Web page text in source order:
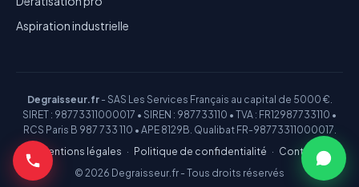
Aspiration industrielle
Degraisseur.fr- SAS Les Services Français au capital de 5000 €.
SIRET : 98773311000017 • SIREN : 987733110 • TVA : FR12987733110 •
RCS Paris B 987 733 110 • APE 8129B. Qualibat FR-98773311000017.
Mentions légales · Politique de confidentialité · Contact
© 2026 Degraisseur.fr - Tous droits réservés